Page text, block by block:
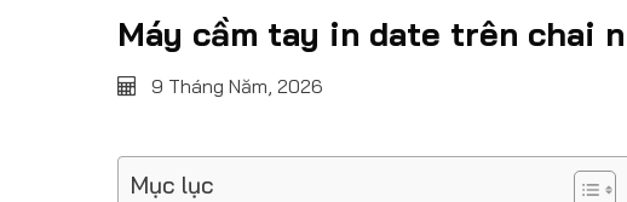
Máy cầm tay in date trên chai
9 Tháng Năm, 2026
Mục lục